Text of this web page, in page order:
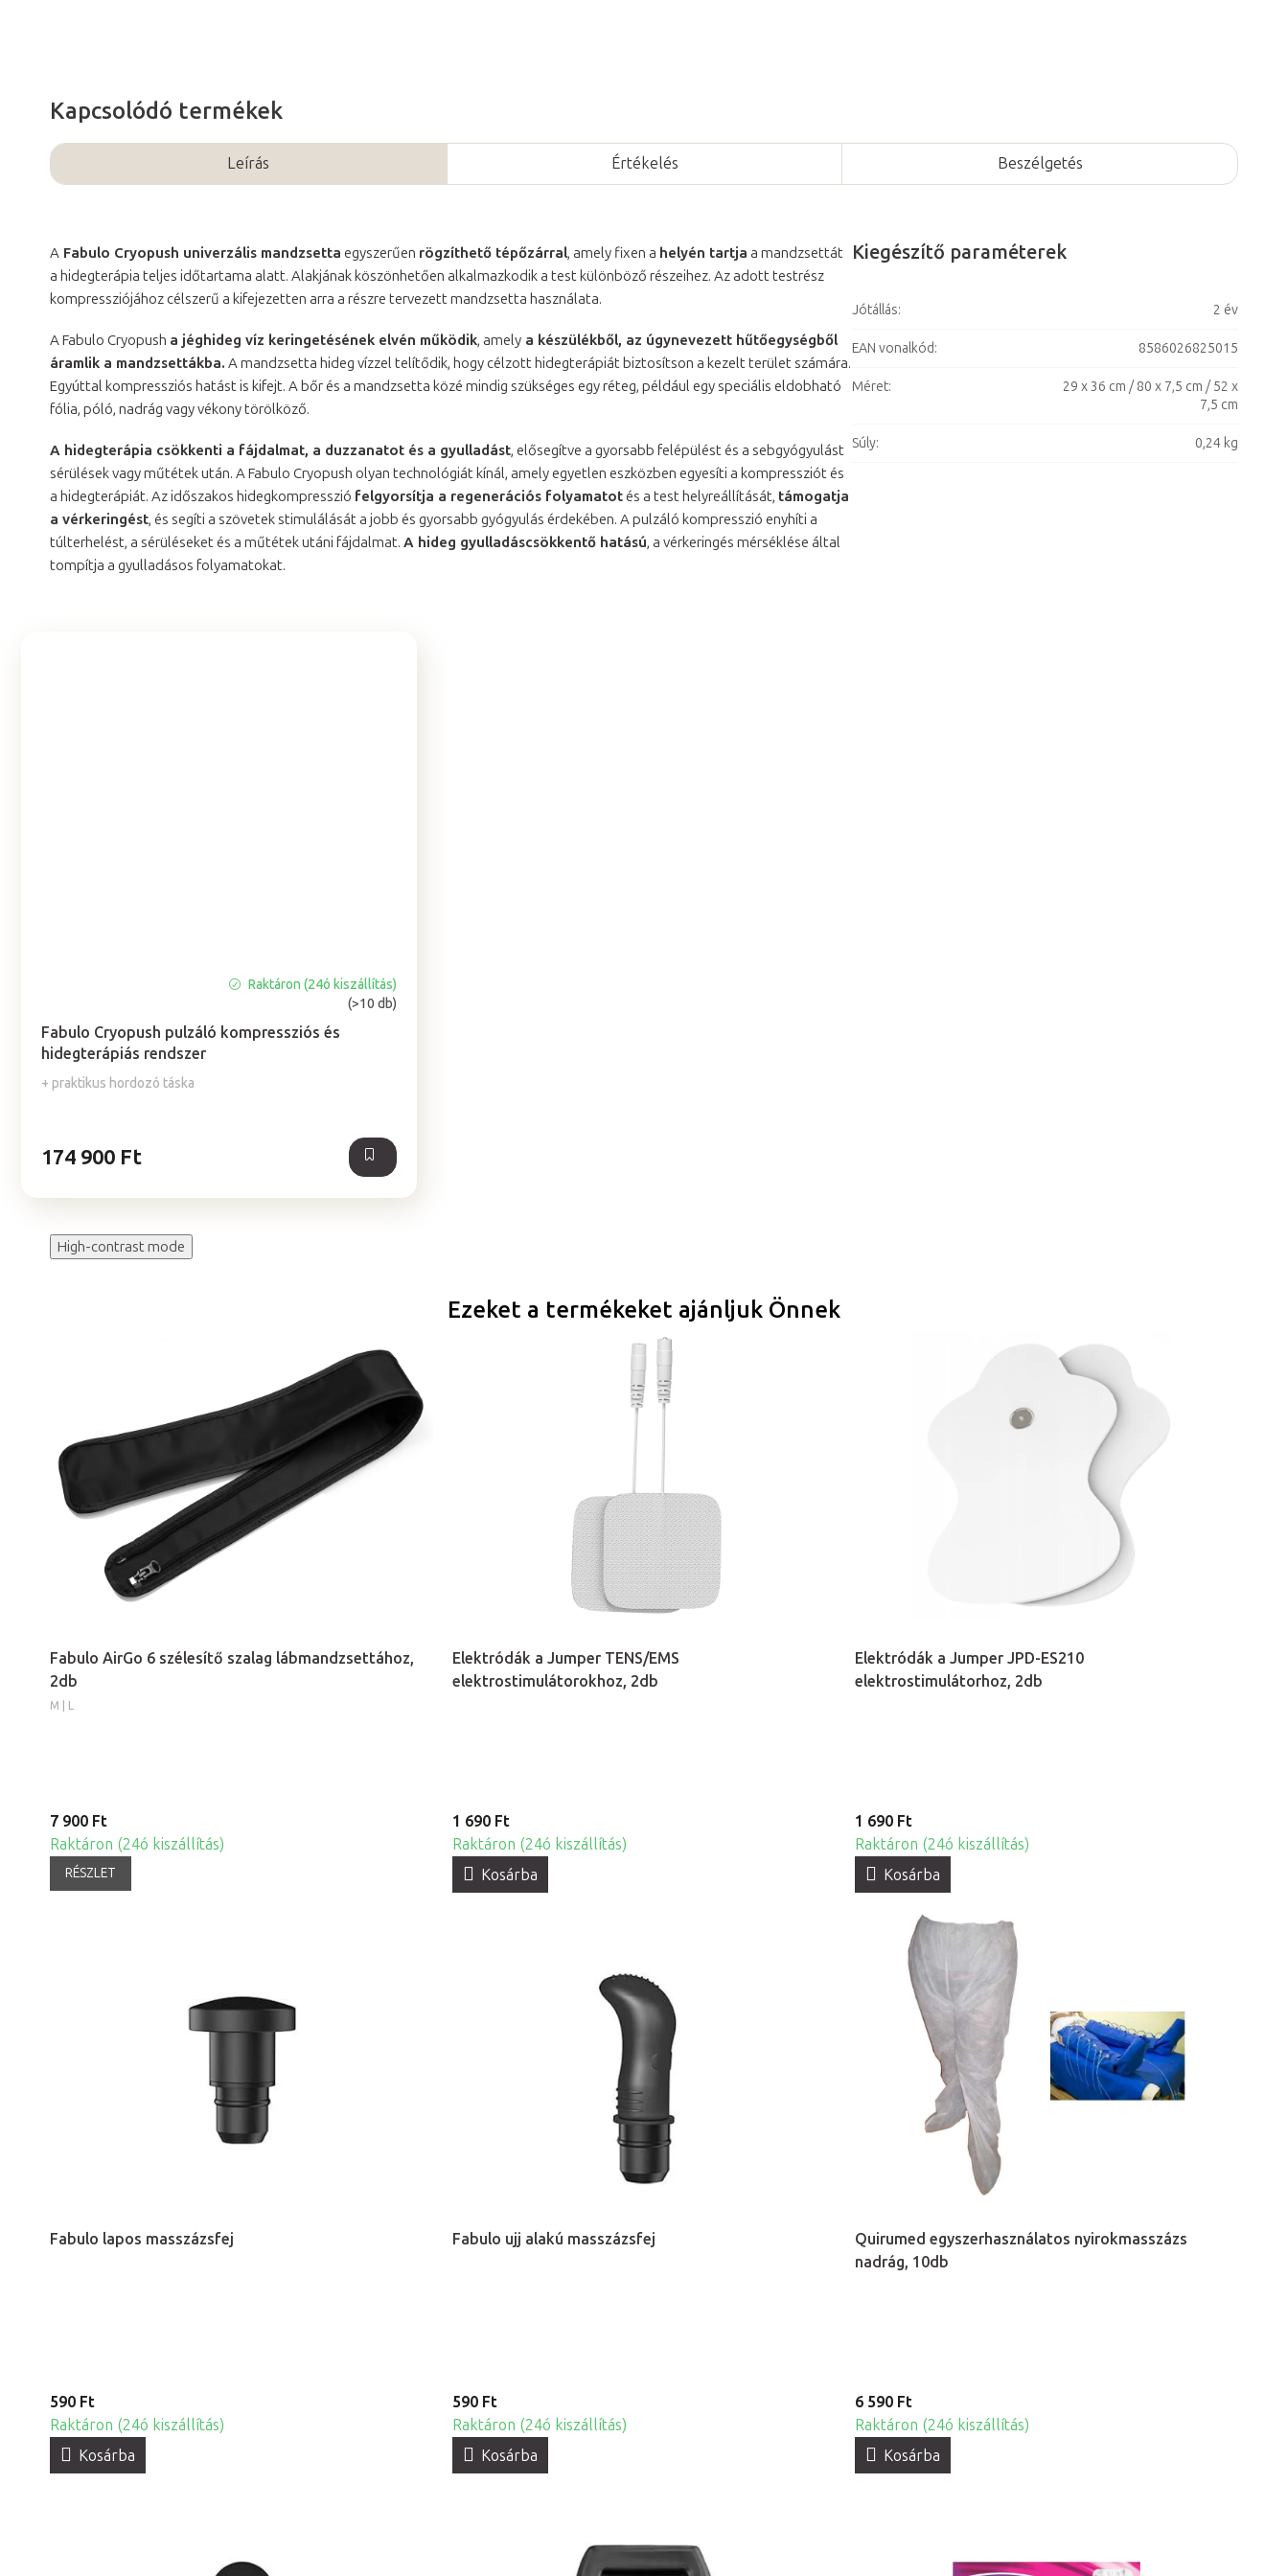
Kapcsolódó termékek
Fabulo Cryopush pulzáló kompressziós és
hidegterápiás rendszer
+ praktikus hordozó táska
átlagos
értékelése
ből
Raktáron (24ó kiszállítás)
(>10 db)
174 900 Ft
Leírás Értékelés Beszélgetés
A Fabulo Cryopush univerzális mandzsetta egyszerűen rögzíthető tépőzárral, amely fixen a helyén tartja a mandzsettát
a hidegterápia teljes időtartama alatt. Alakjának köszönhetően alkalmazkodik a test különböző részeihez. Az adott testrész
kompressziójához célszerű a kifejezetten arra a részre tervezett mandzsetta használata.
A Fabulo Cryopush a jéghideg víz keringetésének elvén működik, amely a készülékből, az úgynevezett hűtőegységből
áramlik a mandzsettákba. A mandzsetta hideg vízzel telítődik, hogy célzott hidegterápiát biztosítson a kezelt terület számára.
Egyúttal kompressziós hatást is kifejt. A bőr és a mandzsetta közé mindig szükséges egy réteg, például egy speciális eldobható
fólia, póló, nadrág vagy vékony törölköző.
A hidegterápia csökkenti a fájdalmat, a duzzanatot és a gyulladást, elősegítve a gyorsabb felépülést és a sebgyógyulást
sérülések vagy műtétek után. A Fabulo Cryopush olyan technológiát kínál, amely egyetlen eszközben egyesíti a kompressziót és
a hidegterápiát. Az időszakos hidegkompresszió felgyorsítja a regenerációs folyamatotés a test helyreállítását, támogatja
a vérkeringést, és segíti a szövetek stimulálását a jobb és gyorsabb gyógyulás érdekében. A pulzáló kompresszió enyhíti a
túlterhelést, a sérüléseket és a műtétek utáni fájdalmat. A hideg gyulladáscsökkentő hatású, a vérkeringés mérséklése által
tompítja a gyulladásos folyamatokat.
Kiegészítő paraméterek
Jótállás: 2 év
EAN vonalkód: 8586026825015
Méret:
29 x 36 cm / 80 x 7,5 cm / 52 x
7,5 cm
Súly: 0,24 kg
High-contrast mode
Ezeket a termékeket ajánljuk Önnek
Fabulo AirGo 6 szélesítő szalag lábmandzsettához,
2db
M | L
7 900 Ft
Raktáron (24ó kiszállítás)
RÉSZLET
Elektródák a Jumper TENS/EMS
elektrostimulátorokhoz, 2db
1 690 Ft
Raktáron (24ó kiszállítás)
Kosárba
Elektródák a Jumper JPD-ES210
elektrostimulátorhoz, 2db
1 690 Ft
Raktáron (24ó kiszállítás)
Kosárba
Fabulo lapos masszázsfej
590 Ft
Raktáron (24ó kiszállítás)
Kosárba
Fabulo ujj alakú masszázsfej
590 Ft
Raktáron (24ó kiszállítás)
Kosárba
Quirumed egyszerhasználatos nyirokmasszázs
nadrág, 10db
6 590 Ft
Raktáron (24ó kiszállítás)
Kosárba